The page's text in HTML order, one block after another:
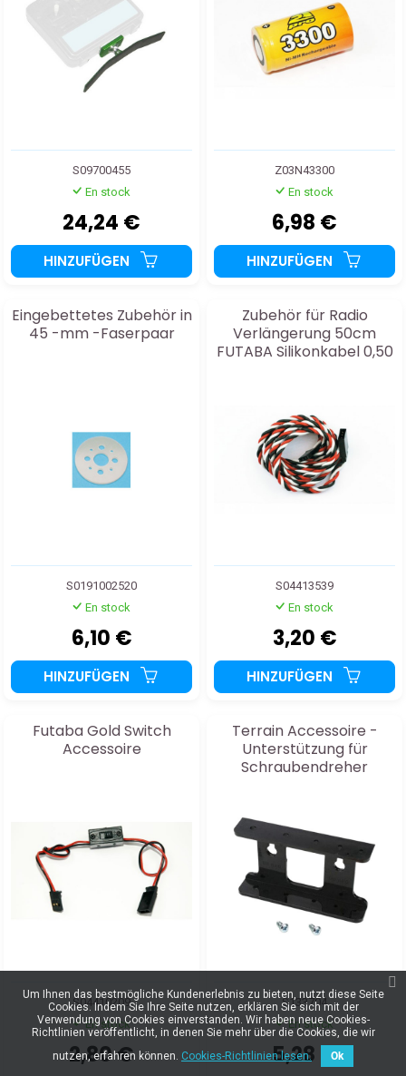
S09700455
En stock
24,24 €
HINZUFÜGEN
Z03N43300
En stock
6,98 €
HINZUFÜGEN
Eingebettetes Zubehör in
45 -mm -Faserpaar
S0191002520
En stock
6,10 €
HINZUFÜGEN
Zubehör für Radio
Verlängerung 50cm
FUTABA Silikonkabel 0,50
S04413539
En stock
3,20 €
HINZUFÜGEN
Futaba Gold Switch
Accessoire
S04410209
En stock
2,80 €
Terrain Accessoire -
Unterstützung für
Schraubendreher
S133704
En stock
5,28 €
Um Ihnen das bestmögliche Kundenerlebnis zu bieten, nutzt diese Seite
Cookies. Indem Sie Ihre Seite nutzen, erklären Sie sich mit der
Verwendung von Cookies einverstanden. Wir haben neue Cookies-
Richtlinien veröffentlicht, in denen Sie mehr über die Cookies, die wir
nutzen, erfahren können. Cookies-Richtlinien lesen. Ok